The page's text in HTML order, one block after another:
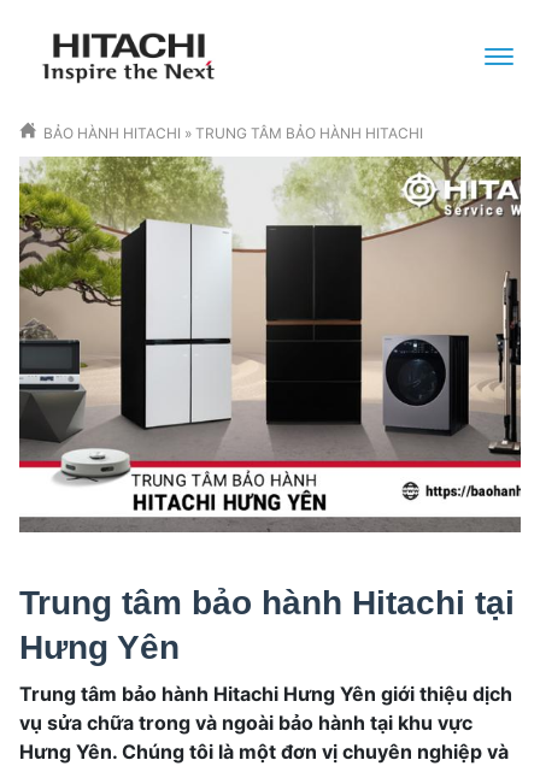
BẢO HÀNH HITACHI » TRUNG TÂM BẢO HÀNH HITACHI
Trung tâm bảo hành Hitachi tại
Hưng Yên
Trung tâm bảo hành Hitachi Hưng Yên giới thiệu dịch
vụ sửa chữa trong và ngoài bảo hành tại khu vực
Hưng Yên. Chúng tôi là một đơn vị chuyên nghiệp và